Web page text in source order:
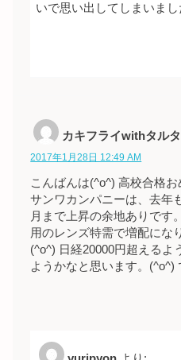
いで思い出してしまいまし
カキフライwithタル
2017年1月28日 12:49 AM
こんばんは(^o^) 高校合格
サンワカンパニーは、去年
月まで上昇の余地ありです
用のレンズ特需で増配にな
(^o^) 日経20000円超えるよ
ようかなと思います。(^o^)